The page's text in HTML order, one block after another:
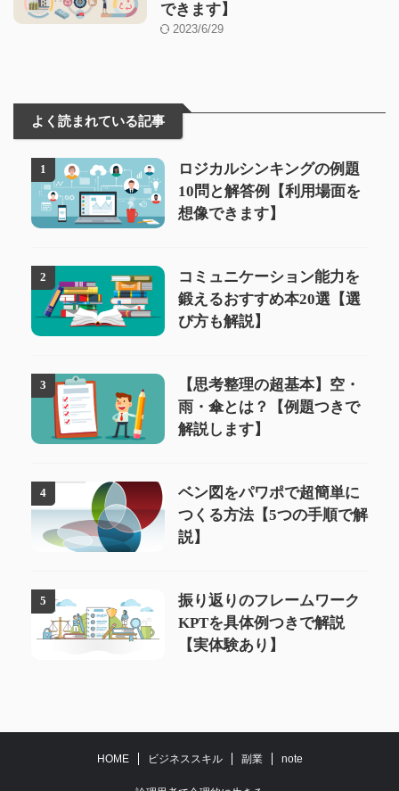
できます】
2023/6/29
よく読まれている記事
1
ロジカルシンキングの例題
10問と解答例【利用場面を
想像できます】
2
コミュニケーション能力を
鍛えるおすすめ本20選【選
び方も解説】
3
【思考整理の超基本】空・
雨・傘とは？【例題つきで
解説します】
4
ベン図をパワポで超簡単に
つくる方法【5つの手順で解
説】
5
振り返りのフレームワーク
KPTを具体例つきで解説
【実体験あり】
HOME ビジネススキル 副業 note